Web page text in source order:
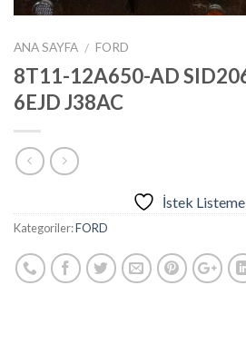
ANA SAYFA / FORD
8T11-12A650-AD
6EJD J38AC
İstek
Kategoriler:FORD